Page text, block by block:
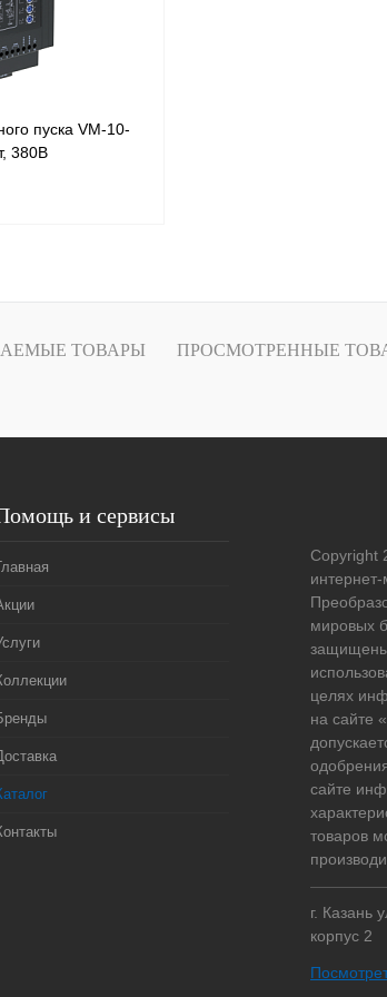
пуска VM-10-
380В
ТОВАРЫ ПРОСМОТРЕННЫЕ
и сервисы
Copyright
мировых
целях
на сайте
сайте
товаров
г. Казань
корпус 2